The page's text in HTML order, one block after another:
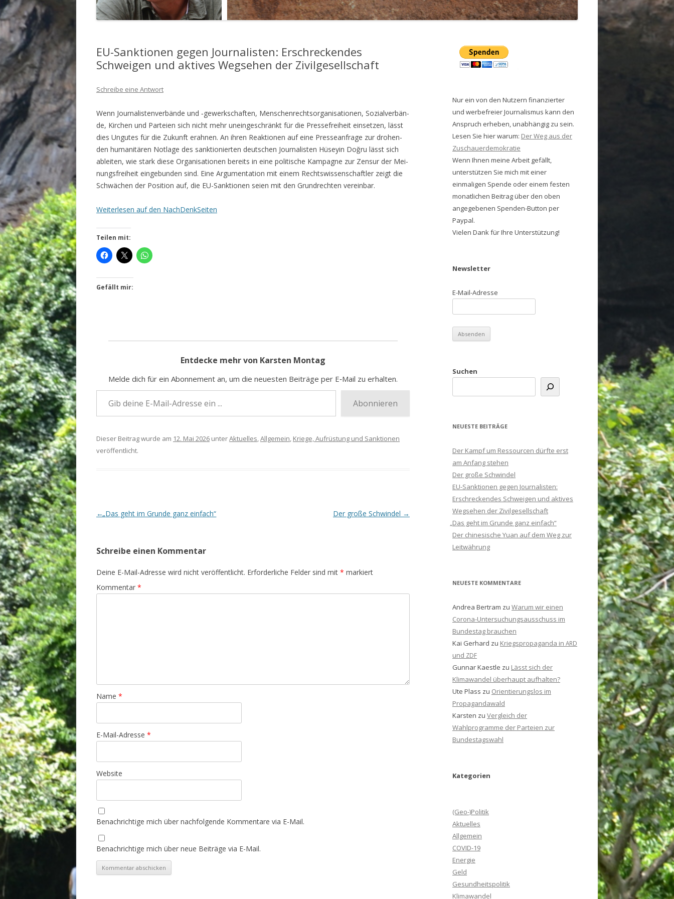
EU-Sanktionen gegen Journalisten: Erschreckendes
Schweigen und aktives Wegsehen der Zivilgesellschaft
Schreibe eine Antwort
Wenn Jour­na­lis­ten­ver­bän­de und ‑gewerk­schaf­ten, Men­schen­rechts­or­ga­ni­sa­tio­nen, Sozi­al­ver­bän­
de, Kir­chen und Par­tei­en sich nicht mehr unein­ge­schränkt für die Pres­se­frei­heit ein­set­zen, lässt
dies Ungu­tes für die Zukunft erah­nen. An ihren Reak­tio­nen auf eine Pres­se­an­fra­ge zur dro­hen­
den huma­ni­tä­ren Not­la­ge des sank­tio­nier­ten deut­schen Jour­na­lis­ten Hüsey­in Doğru lässt sich
ablei­ten, wie stark die­se Orga­ni­sa­tio­nen bereits in eine poli­ti­sche Kam­pa­gne zur Zen­sur der Mei­
nungs­frei­heit ein­ge­bun­den sind. Eine Argu­men­ta­ti­on mit einem Rechts­wis­sen­schaft­ler zeigt die
Schwä­chen der Posi­ti­on auf, die EU-Sank­tio­nen sei­en mit den Grund­rech­ten vereinbar.
Wei­ter­le­sen auf den NachDenkSeiten
Teilen mit:
Gefällt mir:
Entdecke mehr von Karsten Montag
Mel­de dich für ein Abon­ne­ment an, um die neu­es­ten Bei­trä­ge per E‑Mail zu erhalten.
Gib dei­ne E‑Mail-Adres­se ein …
Abonnieren
Dieser Beitrag wurde am 12. Mai 2026 unterAktuelles,Allgemein, Kriege, Aufrüstung und Sanktionen
veröffentlicht.
Beitrags-
←„Das geht im Grunde ganz einfach“ Der große Schwindel →
Schreibe einen Kommentar
Deine E-Mail-Adresse wird nicht veröffentlicht. Erforderliche Felder sind mit * markiert
Kommentar *
Name *
E-Mail-Adresse *
Website
Benachrichtige mich über nachfolgende Kommentare via E-Mail.
Benachrichtige mich über neue Beiträge via E-Mail.
Nur ein von den Nutzern finanzierter
und werbefreier Journalismus kann den
Anspruch erheben, unabhängig zu sein.
Lesen Sie hier warum: Der Weg aus der
Zuschauerdemokratie
Wenn Ihnen meine Arbeit gefällt,
unterstützen Sie mich mit einer
einmaligen Spende oder einem festen
monatlichen Beitrag über den oben
angegebenen Spenden-Button per
Paypal.
Vielen Dank für Ihre Unterstützung!
Newsletter
E-Mail-Adresse
Suchen
NEUESTE BEITRÄGE
Der Kampf um Ressourcen dürfte erst
am Anfang stehen
Der große Schwindel
EU-Sanktionen gegen Journalisten:
Erschreckendes Schweigen und aktives
Wegsehen der Zivilgesellschaft
„Das geht im Grunde ganz einfach“
Der chinesische Yuan auf dem Weg zur
Leitwährung
NEUESTE KOMMENTARE
Andrea Bertram zu Warum wir einen
Corona-Untersuchungsausschuss im
Bundestag brauchen
Kai Gerhard zu Kriegspropaganda in ARD
und ZDF
Gunnar Kaestle zu Lässt sich der
Klimawandel überhaupt aufhalten?
Ute Plass zu Orientierungslos im
Propagandawald
Karsten zu Vergleich der
Wahlprogramme der Parteien zur
Bundestagswahl
Kategorien
(Geo-)Politik
Aktuelles
Allgemein
COVID-19
Energie
Geld
Gesundheitspolitik
Klimawandel